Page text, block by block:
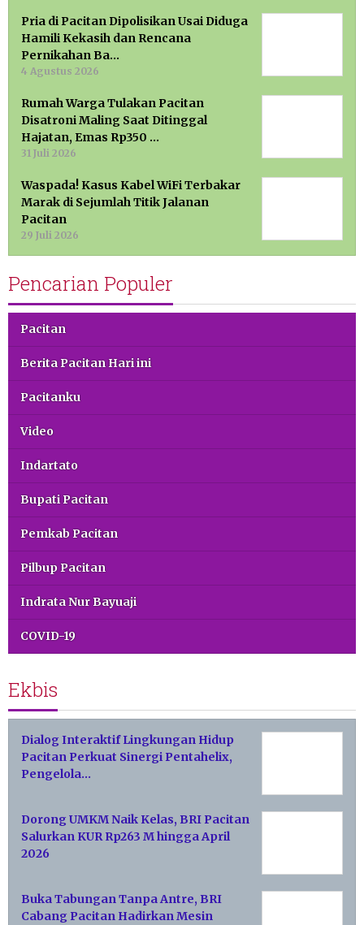
Pria di Pacitan Dipolisikan Usai Diduga
Hamili Kekasih dan Rencana
Pernikahan Ba…
4 Agustus 2026
Rumah Warga Tulakan Pacitan
Disatroni Maling Saat Ditinggal
Hajatan, Emas Rp350 …
31 Juli 2026
Waspada! Kasus Kabel WiFi Terbakar
Marak di Sejumlah Titik Jalanan
Pacitan
29 Juli 2026
Pencarian Populer
Pacitan
Berita Pacitan Hari ini
Pacitanku
Video
Indartato
Bupati Pacitan
Pemkab Pacitan
Pilbup Pacitan
Indrata Nur Bayuaji
COVID-19
Ekbis
Dialog Interaktif Lingkungan Hidup
Pacitan Perkuat Sinergi Pentahelix,
Pengelola…
Dorong UMKM Naik Kelas, BRI Pacitan
Salurkan KUR Rp263 M hingga April
2026
Buka Tabungan Tanpa Antre, BRI
Cabang Pacitan Hadirkan Mesin